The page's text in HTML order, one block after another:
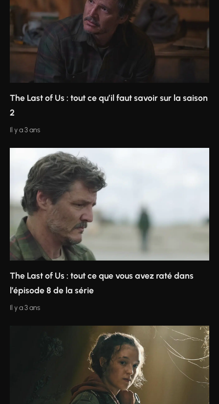
The Last of Us : tout ce qu’il faut savoir sur la saison
2
Il y a 3 ans
The Last of Us : tout ce que vous avez raté dans
l’épisode 8 de la série
Il y a 3 ans